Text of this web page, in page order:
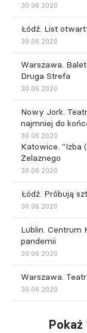
30.06.2020
Łódź. List
30.06.2020
Warszawa.
Druga Strefa
30.06.2020
Nowy Jork.
najmniej do
30.06.2020
Katowice. "Izba
Żelaznego
30.06.2020
Łódź. Próbują
30.06.2020
Lublin.
pandemii
30.06.2020
Warszawa.
30.06.2020